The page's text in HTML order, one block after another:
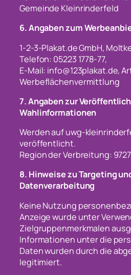
Gemeinde Kleinrinderfeld
6. Angaben zum
1-2-3-Plakat.de GmbH,
Telefon: 05223 1778-77,
E-Mail: info@123plakat.de,
Werbeflächenvermittlung
7. Angaben zur
Wahlinformationen
Werden auf uwg-
veröffentlicht.
Region der Verbreitung:
8. Hinweise zu Targeting
Datenverarbeitung
Keine Nutzung
Anzeige wurde unter
Zielgruppenmerkmalen
Informationen unter die
Daten wurden durch die
legitimiert.